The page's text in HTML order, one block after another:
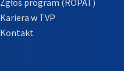
Kariera w TVP
Kontakt